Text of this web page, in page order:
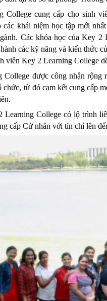
College cung cấp cho sinh
các khái niệm học tập mới
Các khóa học của Key
các kỹ năng và kiến ​​thức
viên Key 2 Learning College
College được công nhận rộng
chức, từ đó cam kết cung cấp
Learning College có lộ trình
cấp Cử nhân với tín chỉ lên